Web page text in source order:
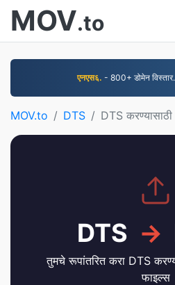
MOV.to
एनएस६. - 800+ डोमेन विस्तार.
MOV.to DTS DTS
DTS →
तुमचे रूपांतरित करा DTS
फाइल्स